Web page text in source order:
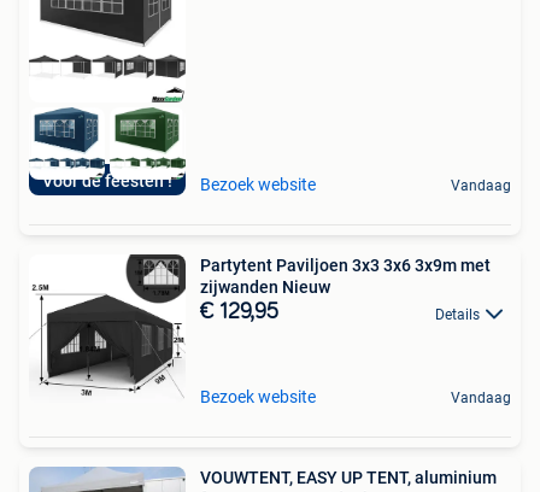
Voor de feesten ! Bezoek website Vandaag
Partytent Paviljoen 3x3 3x6 3x9m met
zijwanden Nieuw
€ 129,95 Details
Bezoek website Vandaag
VOUWTENT, EASY UP TENT, aluminium